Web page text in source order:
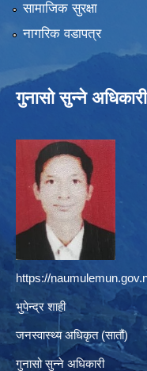
सामाजिक सुरक्षा
नागरिक वडापत्र
गुनासो सुन्ने अधिकारी
https://
भुपेन्द्र शाही
जनस्वास्थ्य अधिकृत (सातौं)
गुनासो सुन्ने अधिकारी